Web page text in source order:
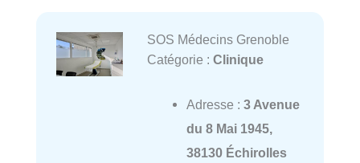
SOS Médecins Grenoble
Catégorie : Clinique
Adresse : 3 Avenue
du 8 Mai 1945,
38130 Échirolles